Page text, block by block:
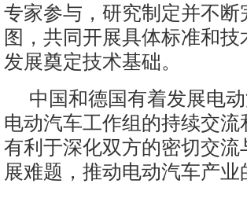
专家参与，研究制定并不
图，共同开展具体标准和
发展奠定技术基础。
中国和德国有着发展电
电动汽车工作组的持续交
有利于深化双方的密切交
展难题，推动电动汽车产